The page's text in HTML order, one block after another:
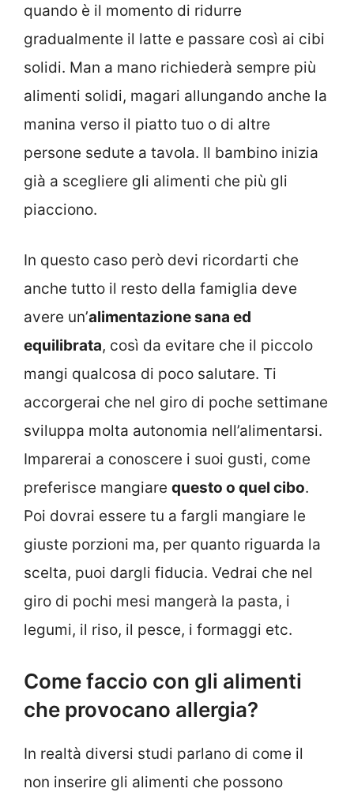
quando è il momento di ridurre
gradualmente il latte e passare così ai cibi
solidi. Man a mano richiederà sempre più
alimenti solidi, magari allungando anche la
manina verso il piatto tuo o di altre
persone sedute a tavola. Il bambino inizia
già a scegliere gli alimenti che più gli
piacciono.
In questo caso però devi ricordarti che
anche tutto il resto della famiglia deve
avere un’alimentazione sana ed
equilibrata, così da evitare che il piccolo
mangi qualcosa di poco salutare. Ti
accorgerai che nel giro di poche settimane
sviluppa molta autonomia nell’alimentarsi.
Imparerai a conoscere i suoi gusti, come
preferisce mangiare questo o quel cibo.
Poi dovrai essere tu a fargli mangiare le
giuste porzioni ma, per quanto riguarda la
scelta, puoi dargli fiducia. Vedrai che nel
giro di pochi mesi mangerà la pasta, i
legumi, il riso, il pesce, i formaggi etc.
Come faccio con gli alimenti
che provocano allergia?
In realtà diversi studi parlano di come il
non inserire gli alimenti che possono